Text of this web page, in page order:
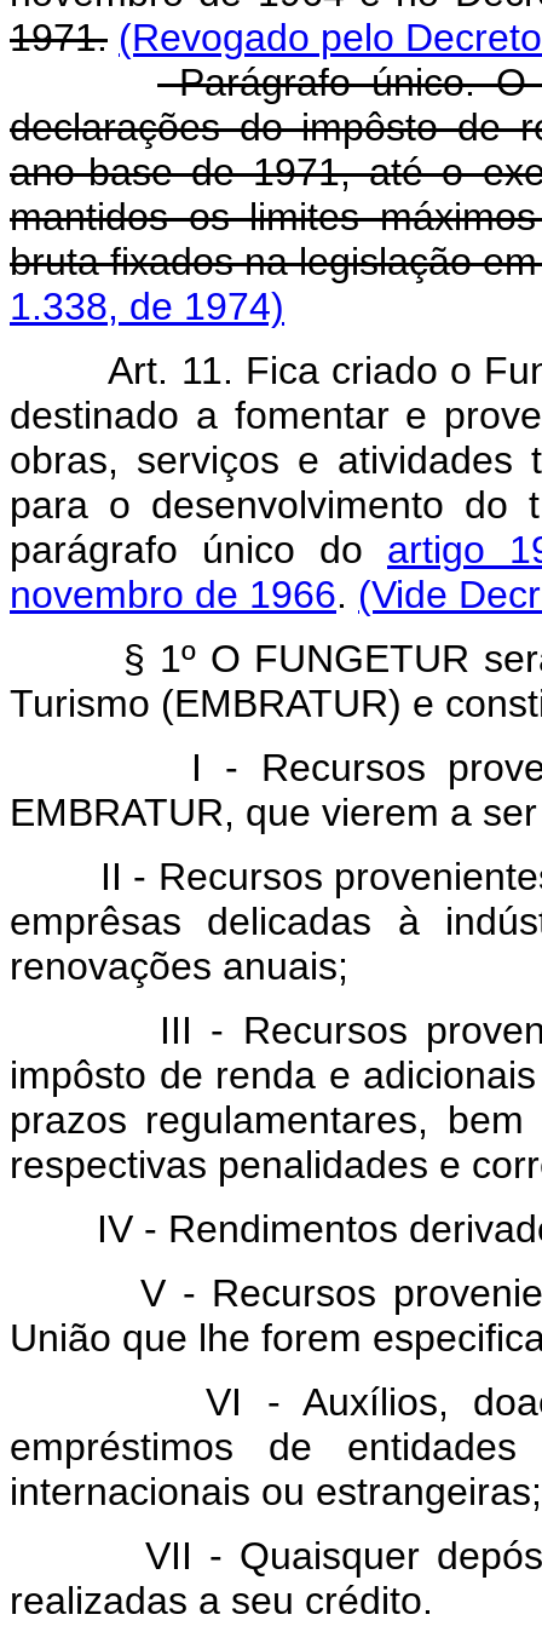
1971. (Revogado pelo
Parágrafo único. O
declarações do impôsto de
ano-base de 1971, até o
mantidos os limites
bruta fixados na legislação
1.338, de 1974)
Art. 11. Fica criado o
destinado a fomentar e
obras, serviços e atividades
para o desenvolvimento do
parágrafo único do artigo
novembro de 1966. (Vide
§ 1º O FUNGETUR será
Turismo (EMBRATUR) e
I - Recursos
EMBRATUR, que vierem a
II - Recursos provenientes
emprêsas delicadas à
renovações anuais;
III - Recursos
impôsto de renda e
prazos regulamentares,
respectivas penalidades e
IV - Rendimentos
V - Recursos
União que lhe forem
VI - Auxílios,
empréstimos de
internacionais ou estrangeiras;
VII - Quaisquer
realizadas a seu crédito.